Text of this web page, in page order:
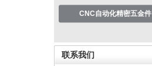
CNC自动化精密五金件
联系我们